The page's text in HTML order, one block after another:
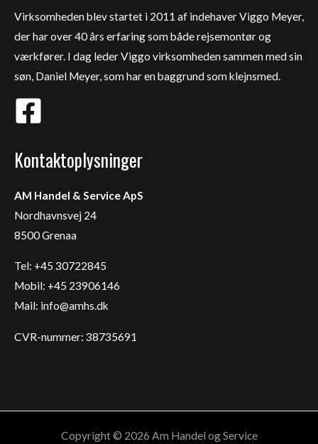
Virksomheden blev startet i 2011 af indehaver Viggo Meyer,
der har over 40 års erfaring som både rejsemontør og
værkfører. I dag leder Viggo virksomheden sammen med sin
søn, Daniel Meyer, som har en baggrund som klejnsmed.
Kontaktoplysninger
AM Handel & Service ApS
Nordhavnsvej 24
8500 Grenaa
Tel: +45 30722845
Mobil: +45 23906146
Mail: info@amhs.dk
CVR-nummer: 38735691
Copyright © 2026 Am Handel og Service